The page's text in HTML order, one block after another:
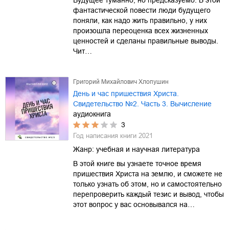
фантастической повести люди будущего
поняли, как надо жить правильно, у них
произошла переоценка всех жизненных
ценностей и сделаны правильные выводы.
Чит…
Григорий Михайлович Хлопушин
День и час пришествия Христа.
Свидетельство №2. Часть 3. Вычисление
аудиокнига
3
Год написания книги 2021
Жанр: учебная и научная литература
В этой книге вы узнаете точное время
пришествия Христа на землю, и сможете не
только узнать об этом, но и самостоятельно
перепроверить каждый тезис и вывод, чтобы
этот вопрос у вас основывался на…